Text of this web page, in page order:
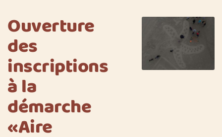
Ouverture
des
inscriptions
à la
démarche
«Aire